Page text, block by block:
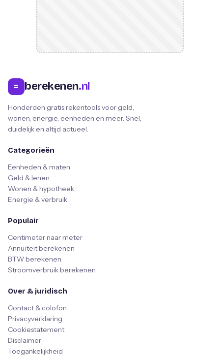
= berekenen.nl
Honderden gratis rekentools voor geld,
wonen, energie, eenheden en meer. Snel,
duidelijk en altijd actueel.
Categorieën
Eenheden & maten
Geld & lenen
Wonen & hypotheek
Energie & verbruik
Populair
Centimeter naar meter
Annuïteit berekenen
BTW berekenen
Stroomverbruik berekenen
Over & juridisch
Contact & colofon
Privacyverklaring
Cookiestatement
Disclaimer
Toegankelijkheid